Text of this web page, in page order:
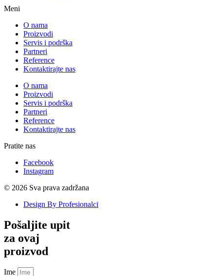
Meni
O nama
Proizvodi
Servis i podrška
Partneri
Reference
Kontaktirajte nas
O nama
Proizvodi
Servis i podrška
Partneri
Reference
Kontaktirajte nas
Pratite nas
Facebook
Instagram
© 2026 Sva prava zadržana
Design By Profesionalci
Pošaljite upit
za ovaj
proizvod
Ime